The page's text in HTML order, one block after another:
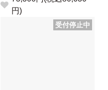
円)
受付停止中